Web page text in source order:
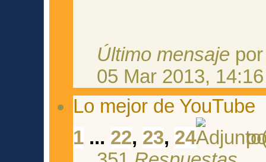
Último mensaje
05 Mar 2013, 14:16
Lo mejor de YouTube
1 ... 22, 23, 24